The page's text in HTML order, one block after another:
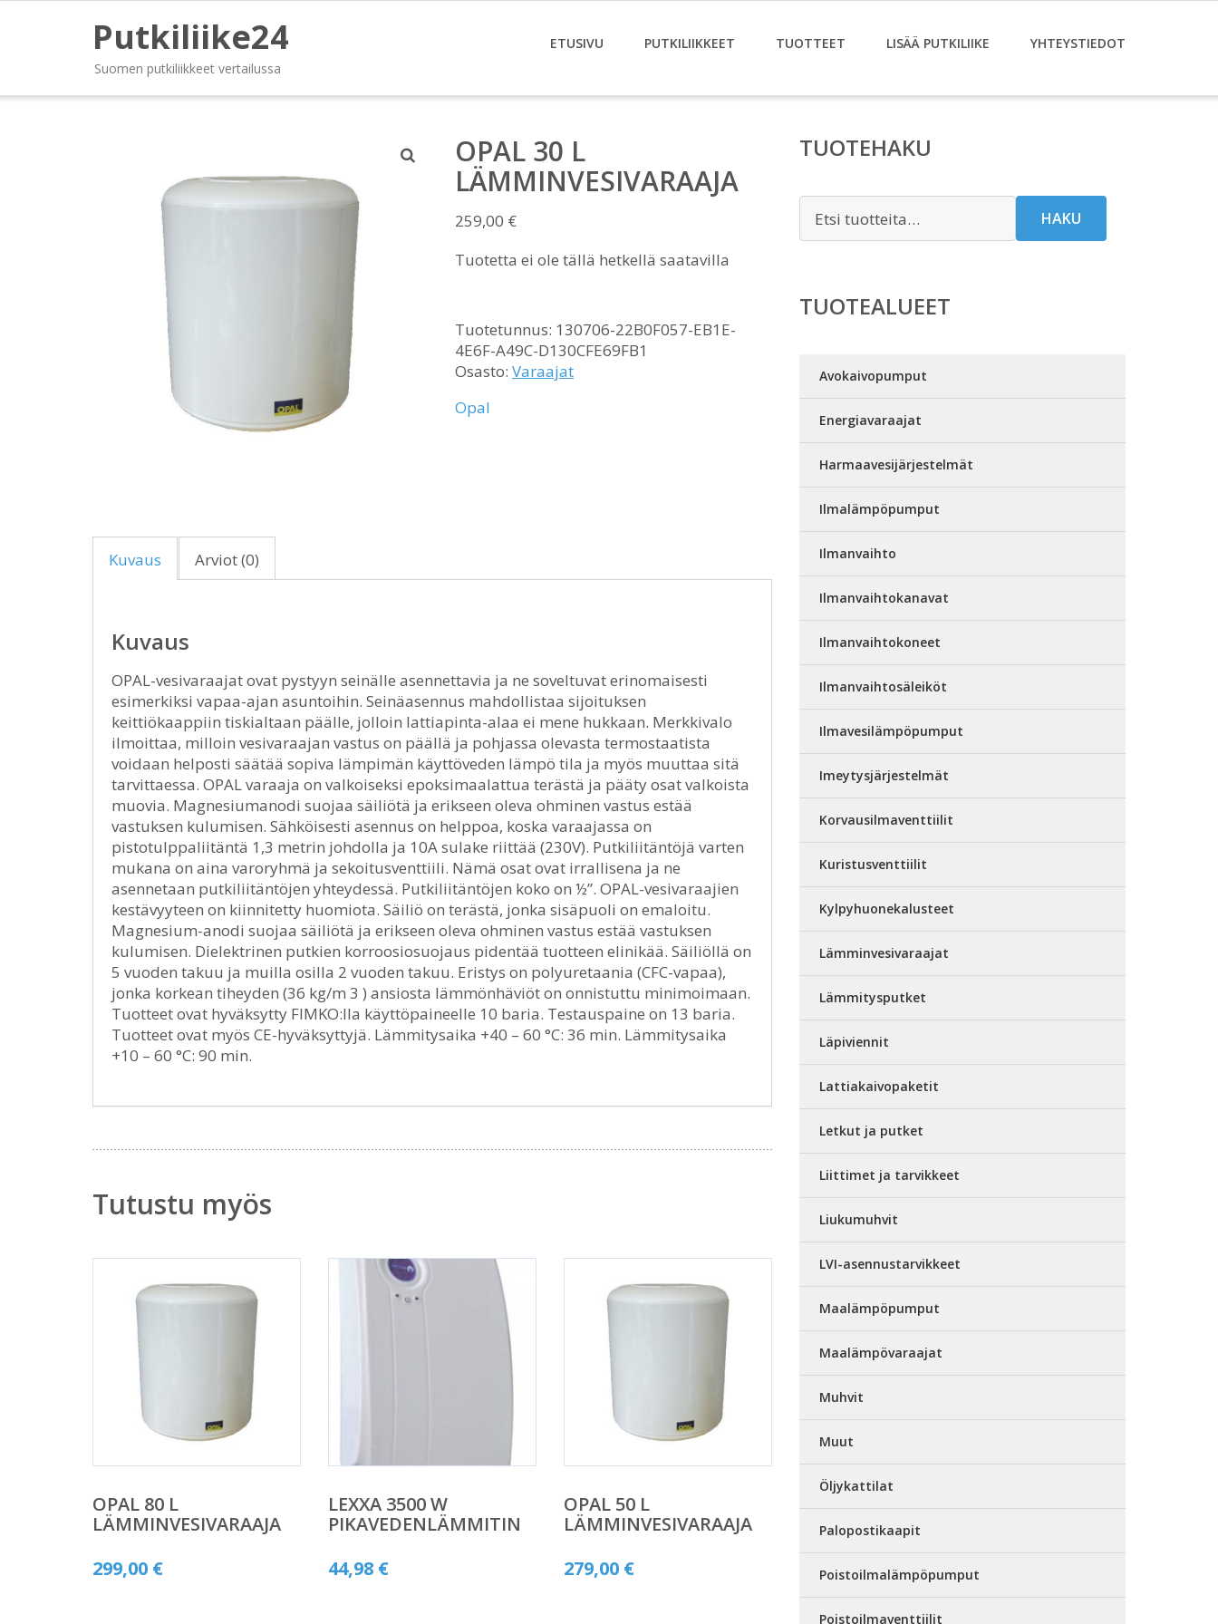
Putkiliike24
Suomen putkiliikkeet vertailussa
ETUSIVU PUTKILIIKKEET TUOTTEET LISÄÄ PUTKILIIKE YHTEYSTIEDOT
OPAL 30 L
LÄMMINVESIVARAAJA
259,00 €
Tuotetta ei ole tällä hetkellä saatavilla
Tuotetunnus: 130706-22B0F057-EB1E-
4E6F-A49C-D130CFE69FB1
Osasto: Varaajat
Opal
Kuvaus Arviot (0)
Kuvaus
OPAL-vesivaraajat ovat pystyyn seinälle asennettavia ja ne soveltuvat erinomaisesti
esimerkiksi vapaa-ajan asuntoihin. Seinäasennus mahdollistaa sijoituksen
keittiökaappiin tiskialtaan päälle, jolloin lattiapinta-alaa ei mene hukkaan. Merkkivalo
ilmoittaa, milloin vesivaraajan vastus on päällä ja pohjassa olevasta termostaatista
voidaan helposti säätää sopiva lämpimän käyttöveden lämpö tila ja myös muuttaa sitä
tarvittaessa. OPAL varaaja on valkoiseksi epoksimaalattua terästä ja pääty osat valkoista
muovia. Magnesiumanodi suojaa säiliötä ja erikseen oleva ohminen vastus estää
vastuksen kulumisen. Sähköisesti asennus on helppoa, koska varaajassa on
pistotulppaliitäntä 1,3 metrin johdolla ja 10A sulake riittää (230V). Putkiliitäntöjä varten
mukana on aina varoryhmä ja sekoitusventtiili. Nämä osat ovat irrallisena ja ne
asennetaan putkiliitäntöjen yhteydessä. Putkiliitäntöjen koko on ½’’. OPAL-vesivaraajien
kestävyyteen on kiinnitetty huomiota. Säiliö on terästä, jonka sisäpuoli on emaloitu.
Magnesium-anodi suojaa säiliötä ja erikseen oleva ohminen vastus estää vastuksen
kulumisen. Dielektrinen putkien korroosiosuojaus pidentää tuotteen elinikää. Säiliöllä on
5 vuoden takuu ja muilla osilla 2 vuoden takuu. Eristys on polyuretaania (CFC-vapaa),
jonka korkean tiheyden (36 kg/m 3 ) ansiosta lämmönhäviöt on onnistuttu minimoimaan.
Tuotteet ovat hyväksytty FIMKO:lla käyttöpaineelle 10 baria. Testauspaine on 13 baria.
Tuotteet ovat myös CE-hyväksyttyjä. Lämmitysaika +40 – 60 °C: 36 min. Lämmitysaika
+10 – 60 °C: 90 min.
Tutustu myös
OPAL 80 L
LÄMMINVESIVARAAJA
299,00 €
LEXXA 3500 W
PIKAVEDENLÄMMITIN
44,98 €
OPAL 50 L
LÄMMINVESIVARAAJA
279,00 €
TUOTEHAKU
HAKU
TUOTEALUEET
Avokaivopumput
Energiavaraajat
Harmaavesijärjestelmät
Ilmalämpöpumput
Ilmanvaihto
Ilmanvaihtokanavat
Ilmanvaihtokoneet
Ilmanvaihtosäleiköt
Ilmavesilämpöpumput
Imeytysjärjestelmät
Korvausilmaventtiilit
Kuristusventtiilit
Kylpyhuonekalusteet
Lämminvesivaraajat
Lämmitysputket
Läpiviennit
Lattiakaivopaketit
Letkut ja putket
Liittimet ja tarvikkeet
Liukumuhvit
LVI-asennustarvikkeet
Maalämpöpumput
Maalämpövaraajat
Muhvit
Muut
Öljykattilat
Palopostikaapit
Poistoilmalämpöpumput
Poistoilmaventtiilit